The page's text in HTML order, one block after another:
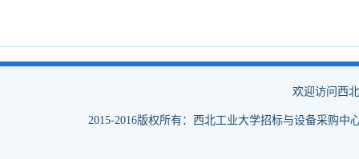
欢迎访问西
2015-2016版权所有：西北工业大学招标与设备采购